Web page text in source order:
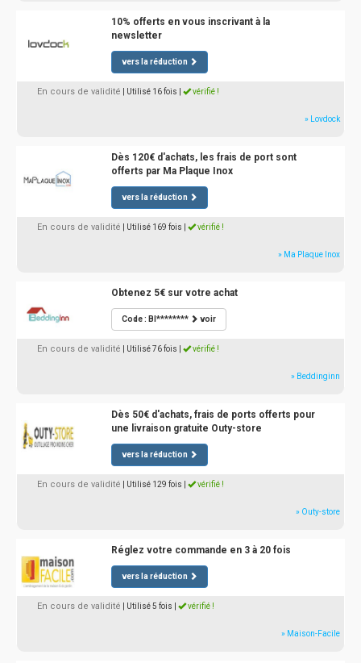
10% offerts en vous inscrivant à la
newsletter
vers la réduction
En cours de validité | Utilisé 16 fois vérifié !
» Lovdock
Dès 120€ d'achats, les frais de port sont
offerts par Ma Plaque Inox
vers la réduction
En cours de validité | Utilisé 169 fois vérifié !
» Ma Plaque Inox
Obtenez 5€ sur votre achat
Code : BI******** voir
En cours de validité | Utilisé 76 fois vérifié !
» Beddinginn
Dès 50€ d'achats, frais de ports offerts pour
une livraison gratuite Outy-store
vers la réduction
En cours de validité | Utilisé 129 fois vérifié !
» Outy-store
Réglez votre commande en 3 à 20 fois
vers la réduction
En cours de validité | Utilisé 5 fois vérifié !
» Maison-Facile